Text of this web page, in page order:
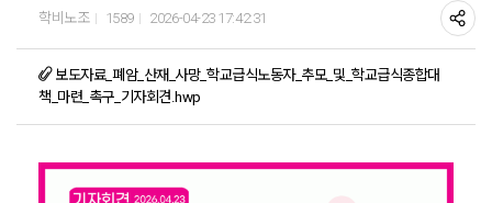
학비노조 1589 2026-04-23 17:42:31
보도자료_폐암_산재_사망_학교급식노동자_추모_및_학교급식종합대
책_마련_촉구_기자회견.hwp